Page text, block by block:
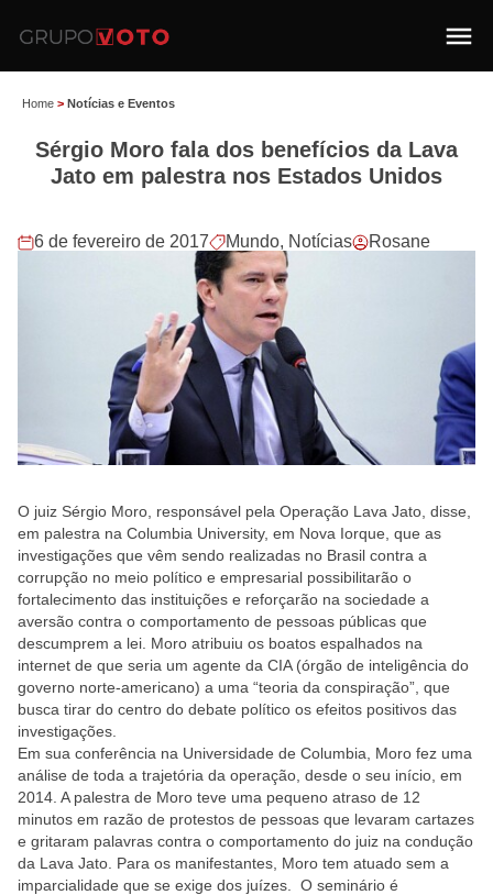
Home > Notícias e Eventos
Sérgio Moro fala dos benefícios da Lava
Jato em palestra nos Estados Unidos
6 de fevereiro de 2017 Mundo, Notícias Rosane
O juiz Sérgio Moro, responsável pela Operação Lava Jato, disse,
em palestra na Columbia University, em Nova Iorque, que as
investigações que vêm sendo realizadas no Brasil contra a
corrupção no meio político e empresarial possibilitarão o
fortalecimento das instituições e reforçarão na sociedade a
aversão contra o comportamento de pessoas públicas que
descumprem a lei. Moro atribuiu os boatos espalhados na
internet de que seria um agente da CIA (órgão de inteligência do
governo norte-americano) a uma “teoria da conspiração”, que
busca tirar do centro do debate político os efeitos positivos das
investigações.
Em sua conferência na Universidade de Columbia, Moro fez uma
análise de toda a trajetória da operação, desde o seu início, em
2014. A palestra de Moro teve uma pequeno atraso de 12
minutos em razão de protestos de pessoas que levaram cartazes
e gritaram palavras contra o comportamento do juiz na condução
da Lava Jato. Para os manifestantes, Moro tem atuado sem a
imparcialidade que se exige dos juízes. O seminário é